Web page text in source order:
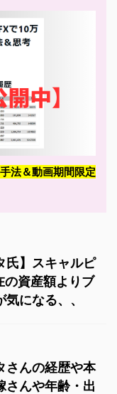
法＆動画期間限定
氏】スキャルピ
の資産額よりブ
になる、、
さんの経歴や本
さんや年齢・出